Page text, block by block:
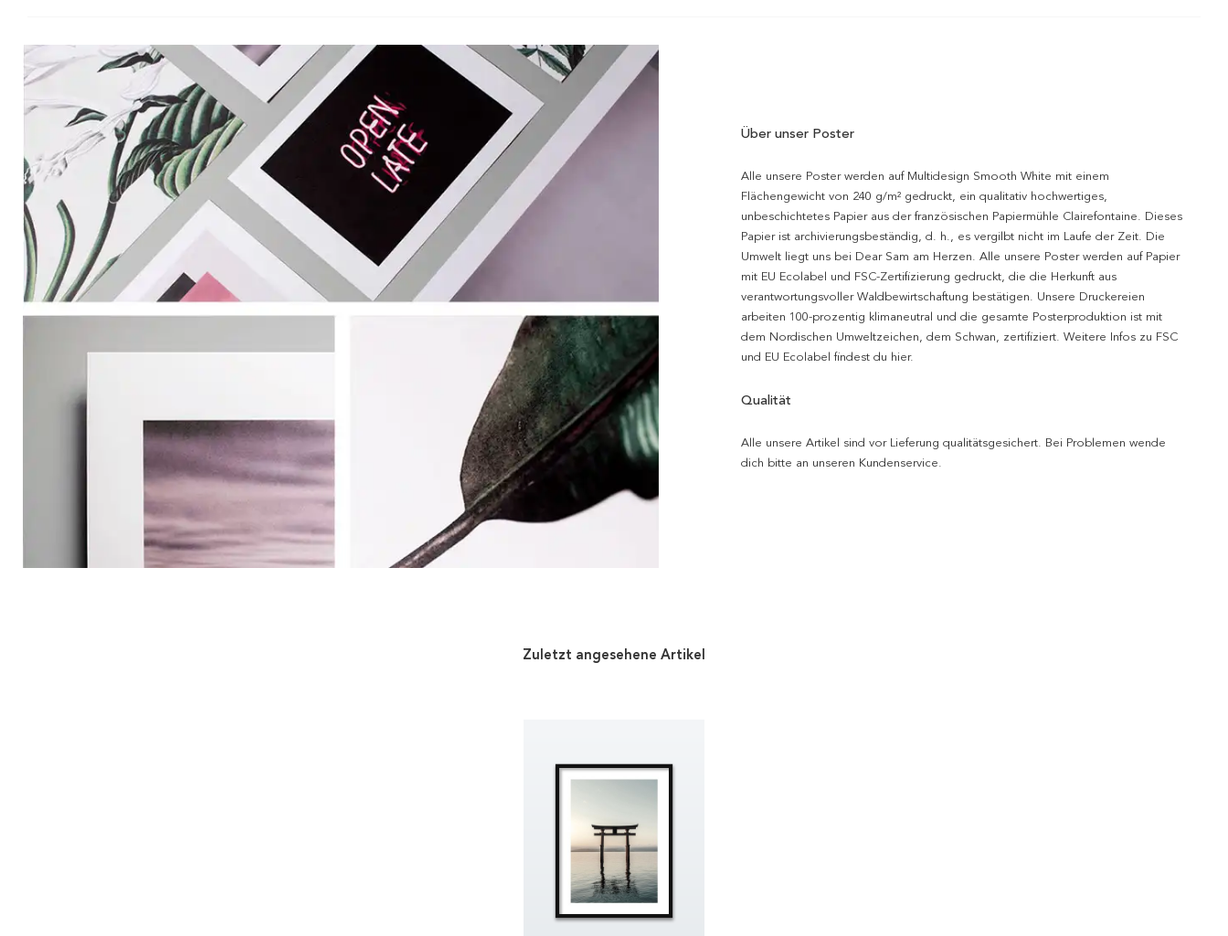
Über unser Poster
Alle unsere Poster werden auf Multidesign Smooth White mit einem
Flächengewicht von 240 g/m² gedruckt, ein qualitativ hochwertiges,
unbeschichtetes Papier aus der französischen Papiermühle Clairefontaine. Dieses
Papier ist archivierungsbeständig, d. h., es vergilbt nicht im Laufe der Zeit. Die
Umwelt liegt uns bei Dear Sam am Herzen. Alle unsere Poster werden auf Papier
mit EU Ecolabel und FSC-Zertifizierung gedruckt, die die Herkunft aus
verantwortungsvoller Waldbewirtschaftung bestätigen. Unsere Druckereien
arbeiten 100-prozentig klimaneutral und die gesamte Posterproduktion ist mit
dem Nordischen Umweltzeichen, dem Schwan, zertifiziert. Weitere Infos zu FSC
und EU Ecolabel findest du hier.
Qualität
Alle unsere Artikel sind vor Lieferung qualitätsgesichert. Bei Problemen wende
dich bitte an unseren Kundenservice.
Zuletzt angesehene Artikel